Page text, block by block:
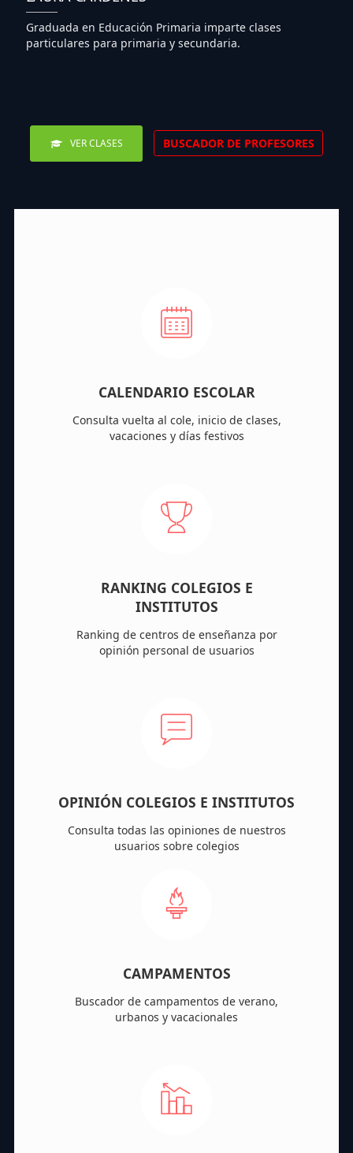
Graduada en Educación Primaria imparte clases
particulares para primaria y secundaria.
VER CLASES BUSCADOR DE PROFESORES
CALENDARIO ESCOLAR
Consulta vuelta al cole, inicio de clases,
vacaciones y días festivos
RANKING COLEGIOS E
INSTITUTOS
Ranking de centros de enseñanza por
opinión personal de usuarios
OPINIÓN COLEGIOS E INSTITUTOS
Consulta todas las opiniones de nuestros
usuarios sobre colegios
CAMPAMENTOS
Buscador de campamentos de verano,
urbanos y vacacionales